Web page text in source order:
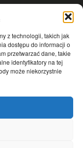
z technologii, takich jak
dostępu do informacji o
przetwarzać dane, takie
identyfikatory na tej
może niekorzystnie
4601
4363
3639
2823